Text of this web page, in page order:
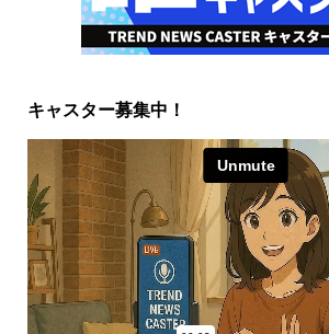
キャスター募集中！